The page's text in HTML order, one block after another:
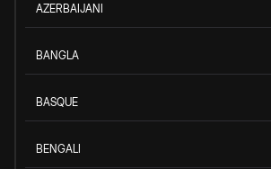
AZERBAIJANI
BANGLA
BASQUE
BENGALI